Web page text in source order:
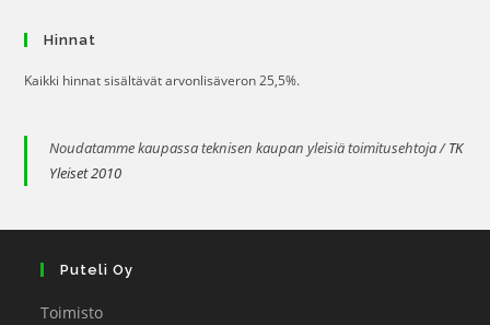
Hinnat
Kaikki hinnat sisältävät arvonlisäveron 25,5%.
Noudatamme kaupassa teknisen kaupan yleisiä toimitusehtoja /TK
Yleiset 2010
Puteli Oy
Toimisto